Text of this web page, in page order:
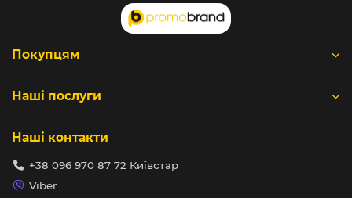
Покупцям
Наші послуги
Наші контакти
+38 096 970 87 72 Київстар
Viber